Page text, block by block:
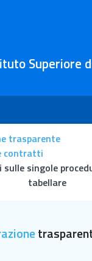
Superiore
trasparente
contratti
singole
tabellare